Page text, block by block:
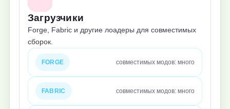
Загрузчики
Forge, Fabric и другие лоадеры для совместимых
сборок.
FORGE совместимых модов: много
FABRIC совместимых модов: много